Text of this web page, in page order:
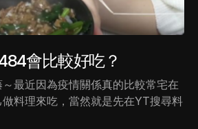
會比較好吃？
最近因為疫情關係真的比較常宅在
料理來吃，當然就是先在YT搜尋料